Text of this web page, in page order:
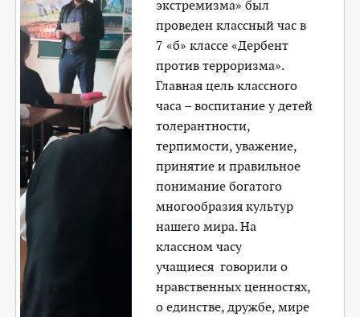
экстремизма» был
проведен классный час в
7 «б» классе «Дербент
против терроризма».
Главная цель классного
часа – воспитание у детей
толерантности,
терпимости, уважение,
принятие и правильное
понимание богатого
многообразия культур
нашего мира. На
классном часу
учащиеся говорили о
нравственных ценностях,
о единстве, дружбе, мире